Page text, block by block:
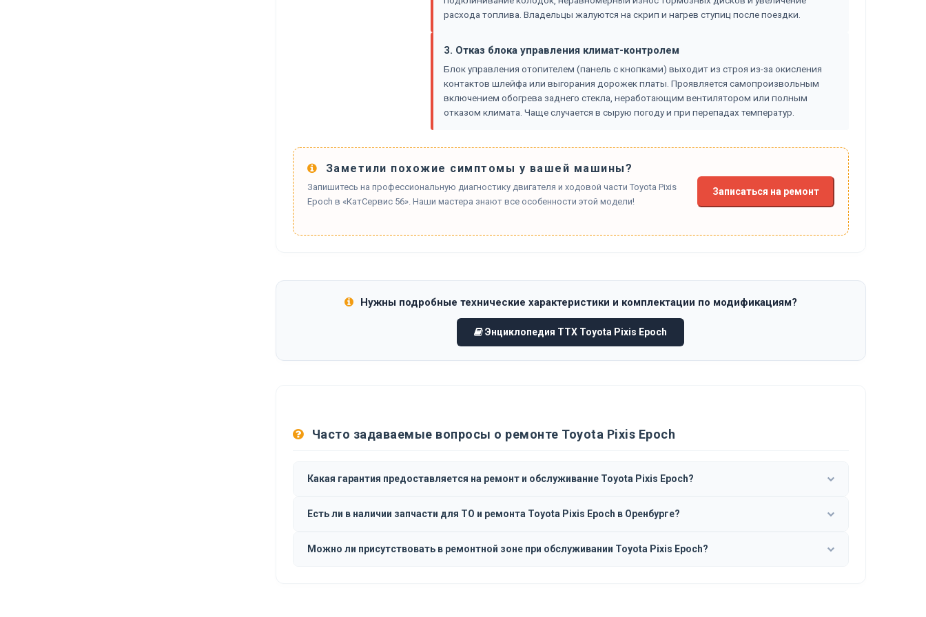
расхода топлива. Владельцы жалуются на скрип и нагрев ступиц после поездки.
3. Отказ блока управления климат-контролем
Блок управления отопителем (панель с кнопками) выходит из строя из-за окисления
контактов шлейфа или выгорания дорожек платы. Проявляется самопроизвольным
включением обогрева заднего стекла, неработающим вентилятором или полным
отказом климата. Чаще случается в сырую погоду и при перепадах температур.
Заметили похожие симптомы у вашей машины?
Запишитесь на профессиональную диагностику двигателя и ходовой части Toyota Pixis
Epoch в «КатСервис 56». Наши мастера знают все особенности этой модели!
Записаться на ремонт
Нужны подробные технические характеристики и комплектации по модификациям?
Энциклопедия ТТХ Toyota Pixis Epoch
Часто задаваемые вопросы о ремонте Toyota Pixis Epoch
Какая гарантия предоставляется на ремонт и обслуживание Toyota Pixis Epoch?
Есть ли в наличии запчасти для ТО и ремонта Toyota Pixis Epoch в Оренбурге?
Можно ли присутствовать в ремонтной зоне при обслуживании Toyota Pixis Epoch?